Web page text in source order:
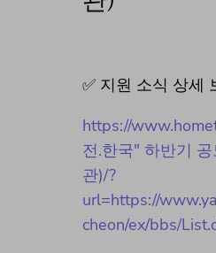
✅ 지원 소식 상세
https://
전.한국" 하반기
관)/?
url=https://
cheon/ex/bbs/